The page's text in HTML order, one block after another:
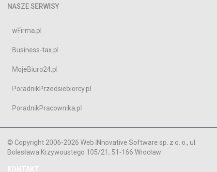
NASZE SERWISY
wFirma.pl
Business-tax.pl
MojeBiuro24.pl
PoradnikPrzedsiebiorcy.pl
PoradnikPracownika.pl
© Copyright 2006-2026 Web INnovative Software sp. z o. o., ul.
Bolesława Krzywoustego 105/21, 51-166 Wrocław
KONTAKT